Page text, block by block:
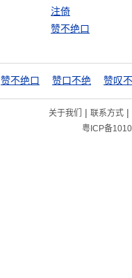
注倚
赞不绝口
赞不绝口 赞口不绝 赞叹
关于我们 | 联系方式|
粤ICP备